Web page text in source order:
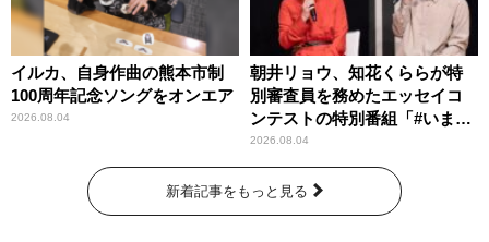
イルカ、自身作曲の熊本市制
100周年記念ソングをオンエア
2026.08.04
朝井リョウ、知花くららが特
別審査員を務めたエッセイコ
ンテストの特別番組「#いまあ
なたに伝えたいこと」
2026.08.04
新着記事をもっと見る